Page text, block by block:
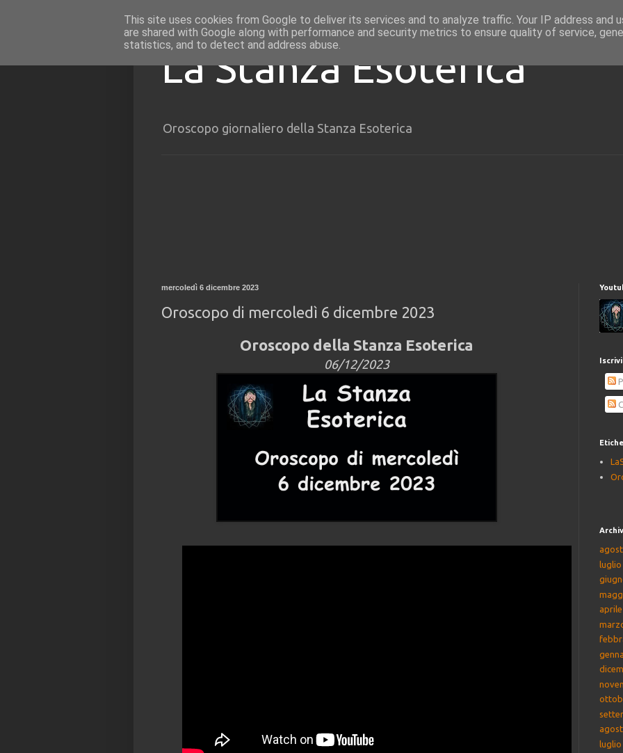
La Stanza Esoterica
Oroscopo giornaliero della Stanza Esoterica
mercoledì 6 dicembre 2023
Oroscopo di mercoledì 6 dicembre 2023
Oroscopo della Stanza Esoterica
06/12/2023
luglio
luglio
This site uses cookies from Google to deliver its services and to analyze traffic. Your IP address and
are shared with Google along with performance and security metrics to ensure quality of service,
statistics, and to detect and address abuse.